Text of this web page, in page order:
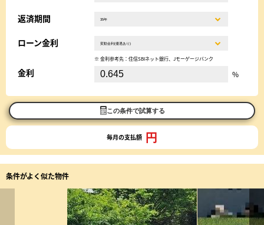
返済期間
ローン金利
※ 金利参考先：住信SBIネット銀行、Jモーゲージバンク
金利 %
この条件で試算する
毎月の支払額 円
条件がよく似た物件